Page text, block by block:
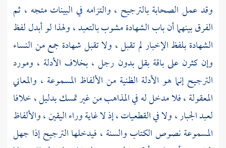
وقد عمل الصحابة بالترجيح ، والتزامه في البينات متجه ، ثم
الفرق بينهما أن باب الشهادة مشوب بالتعبد ، ولهذا لو أبدل لفظ
الشهادة بلفظ الإخبار لم تقبل ، ولا تقبل شهادة جمع من النساء
وإن كثرن على باقة بقل بدون رجل ، بخلاف الأدلة ، ومورد
الترجيح إنما هو الأدلة الظنية من الألفاظ المسموعة ، والمعاني
المعقولة ، فلا مدخل له في المذاهب من غير تمسك بدليل ، خلافا
لعبد الجبار ،ولا في القطعيات ، إذ لا غاية وراء اليقين ، والألفاظ
المسموعة نصوص الكتاب والسنة ، فيدخلها الترجيح إذا جهل